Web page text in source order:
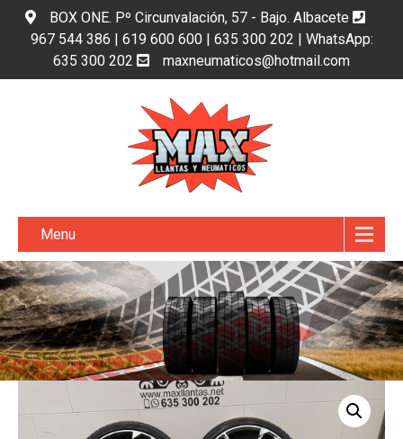
BOX ONE. Pº Circunvalación, 57 - Bajo. Albacete
967 544 386 | 619 600 600 | 635 300 202 | WhatsApp:
635 300 202
maxneumaticos@hotmail.com
Menu